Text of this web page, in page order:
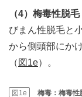
（4）梅毒性脱毛
びまん性脱毛と
から側頭部にか
（ 図1e）。
図1e 梅毒：梅毒性